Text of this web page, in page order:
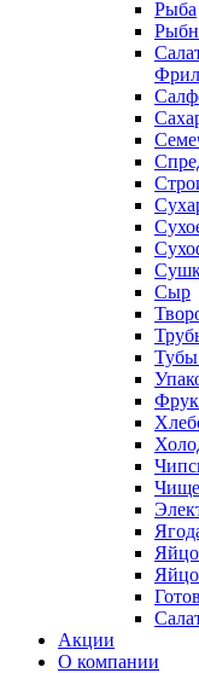
Рыба
Сыр
Тубы
Акции
О компании